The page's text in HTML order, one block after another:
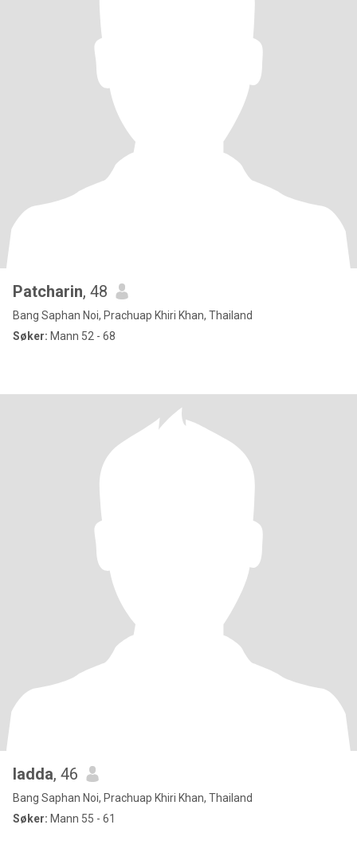
Patcharin, 48
Bang Saphan Noi, Prachuap Khiri Khan, Thailand
Søker: Mann 52 - 68
ladda, 46
Bang Saphan Noi, Prachuap Khiri Khan, Thailand
Søker: Mann 55 - 61